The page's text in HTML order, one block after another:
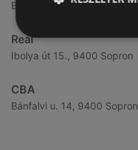
Besenyő u. 16., 9400
Reál
Ibolya út 15., 9400 Sopron
CBA
Bánfalvi u. 14, 9400 Sopron